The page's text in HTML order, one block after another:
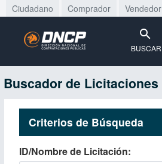
Ciudadano Comprador Vendedor
BUSCAR
Buscador de Licitaciones
Criterios de Búsqueda
ID/Nombre de Licitación